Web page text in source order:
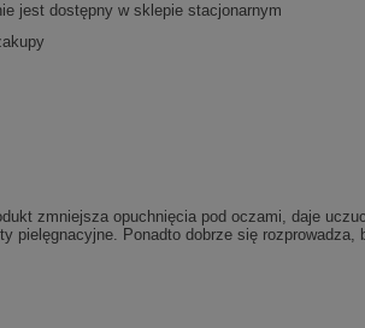
jest dostępny w sklepie stacjonarnym
zmniejsza opuchnięcia pod oczami, daje
pielęgnacyjne. Ponadto dobrze się rozprowadza,